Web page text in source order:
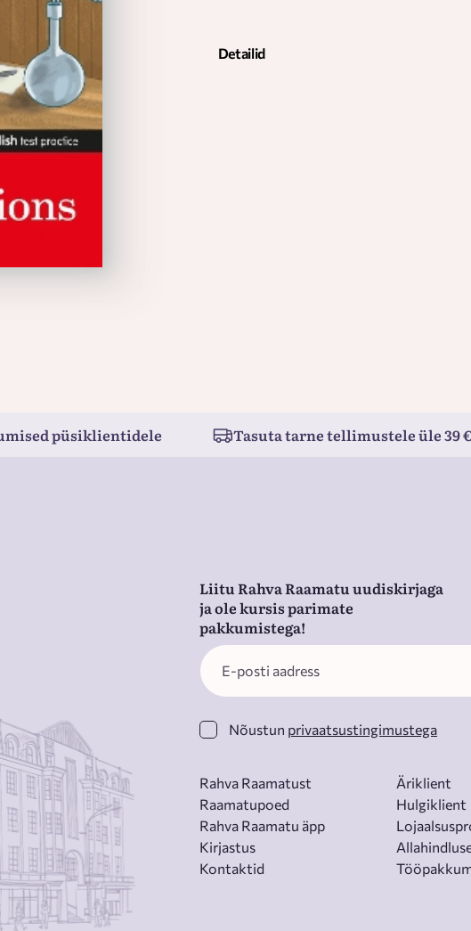
Detailid
püsiklientidele Tasuta tarne tellimustele üle 39 €
Liitu Rahva Raamatu uudiskirjaga
ja ole kursis parimate
pakkumistega!
Nõustun privaatsustingimustega
Rahva Raamatust
Raamatupoed
Rahva Raamatu äpp
Kirjastus
Kontaktid
Äriklient
Hulgiklient